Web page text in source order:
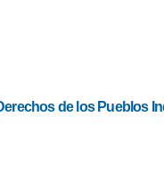
de los Pueblos